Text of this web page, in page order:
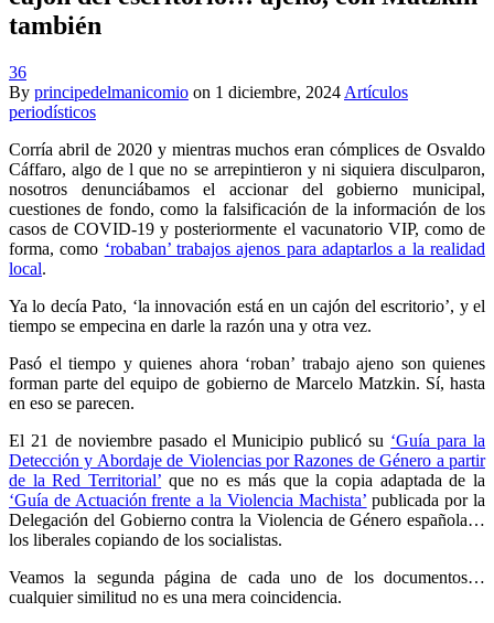
también
36
By principedelmanicomio on 1 diciembre, 2024 Artículos
periodísticos
Corría abril de 2020 y mientras muchos eran cómplices de Osvaldo
Cáffaro, algo de l que no se arrepintieron y ni siquiera disculparon,
nosotros denunciábamos el accionar del gobierno municipal,
cuestiones de fondo, como la falsificación de la información de los
casos de COVID-19 y posteriormente el vacunatorio VIP, como de
forma, como ‘robaban’ trabajos ajenos para adaptarlos a la realidad
local.
Ya lo decía Pato, ‘la innovación está en un cajón del escritorio’, y el
tiempo se empecina en darle la razón una y otra vez.
Pasó el tiempo y quienes ahora ‘roban’ trabajo ajeno son quienes
forman parte del equipo de gobierno de Marcelo Matzkin. Sí, hasta
en eso se parecen.
El 21 de noviembre pasado el Municipio publicó su ‘Guía para la
Detección y Abordaje de Violencias por Razones de Género a partir
de la Red Territorial’ que no es más que la copia adaptada de la
‘Guía de Actuación frente a la Violencia Machista’ publicada por la
Delegación del Gobierno contra la Violencia de Género española…
los liberales copiando de los socialistas.
Veamos la segunda página de cada uno de los documentos…
cualquier similitud no es una mera coincidencia.